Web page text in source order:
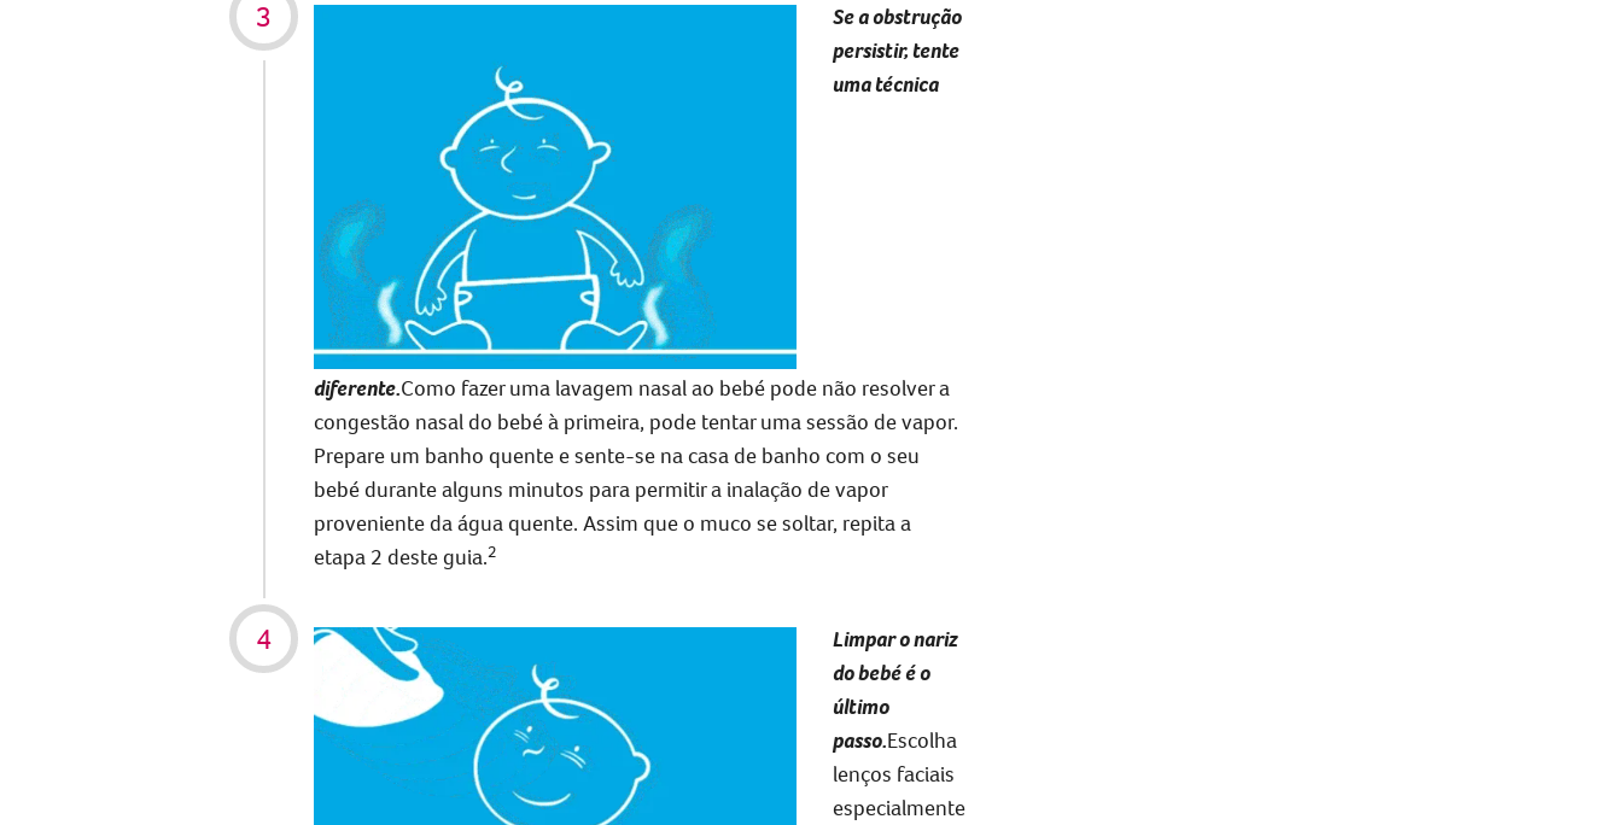
Se a obstrução
persistir, tente
uma técnica
diferente.Como fazer uma lavagem nasal ao bebépode não resolver a
congestão nasal do bebéà primeira, pode tentar uma sessão de vapor.
Prepare um banho quente e sente-se na casa de banho com o seu
bebé durante alguns minutos para permitir a inalação de vapor
proveniente da água quente. Assim que o muco se soltar, repita a
etapa 2 deste guia.2
Limpar o nariz
do bebé é o
último
passo.Escolha
lenços faciais
especialmente